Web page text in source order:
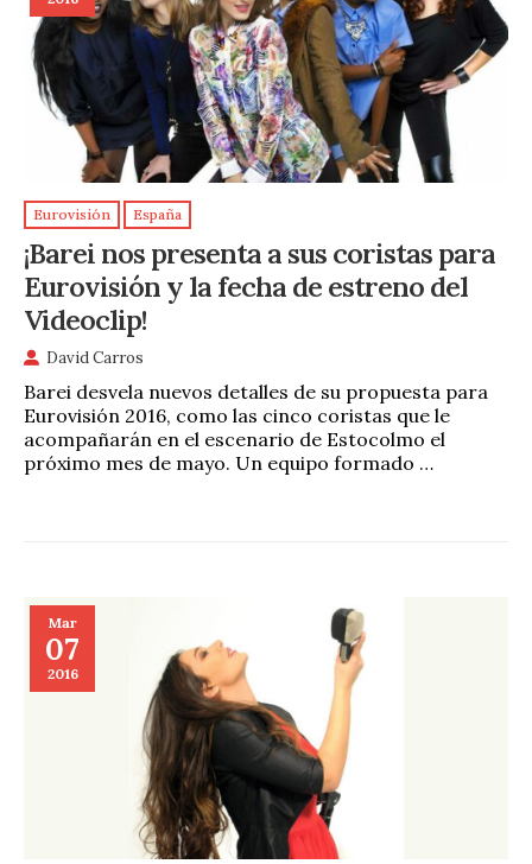
Eurovisión España
¡Barei nos presenta a sus coristas para
Eurovisión y la fecha de estreno del
Videoclip!
David Carros
Barei desvela nuevos detalles de su propuesta para
Eurovisión 2016, como las cinco coristas que le
acompañarán en el escenario de Estocolmo el
próximo mes de mayo. Un equipo formado …
Mar
07
2016